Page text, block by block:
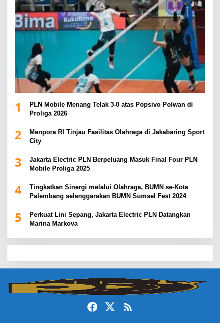
1
PLN Mobile Menang Telak 3-0 atas Popsivo Polwan di
Proliga 2026
2
Menpora RI Tinjau Fasilitas Olahraga di Jakabaring Sport
City
3
Jakarta Electric PLN Berpeluang Masuk Final Four PLN
Mobile Proliga 2025
4
Tingkatkan Sinergi melalui Olahraga, BUMN se-Kota
Palembang selenggarakan BUMN Sumsel Fest 2024
5
Perkuat Lini Sepang, Jakarta Electric PLN Datangkan
Marina Markova
slot demo
slot gacor
slot gacor hari ini